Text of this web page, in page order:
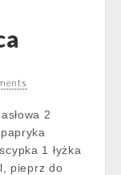
2
1 łyżka
pieprz do